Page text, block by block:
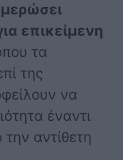
επικείμενη
τα
της
να
έναντι
αντίθετη